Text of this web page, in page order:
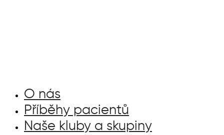
obsahuO nás
Příběhy pacientů
Naše kluby a skupiny